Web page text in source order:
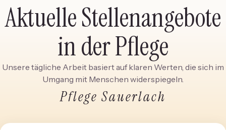
Aktuelle Stellenangebote
in der Pflege
Unsere tägliche Arbeit basiert auf klaren Werten, die sich im
Umgang mit Menschen widerspiegeln.
Pflege Sauerlach